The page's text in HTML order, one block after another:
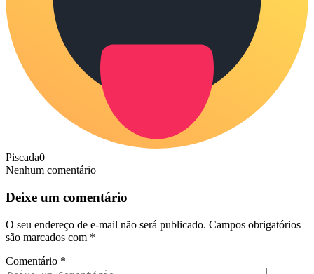
Piscada0
Nenhum comentário
Deixe um comentário
O seu endereço de e-mail não será publicado. Campos obrigatórios
são marcados com *
Comentário *